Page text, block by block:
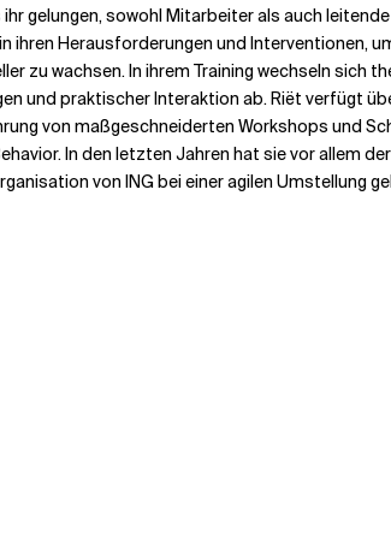
gelungen, sowohl Mitarbeiter als auch
ihren Herausforderungen und Interventionen,
zu wachsen. In ihrem Training wechseln sich
und praktischer Interaktion ab. Riët verfügt
von maßgeschneiderten Workshops und
In den letzten Jahren hat sie vor allem
von ING bei einer agilen Umstellung